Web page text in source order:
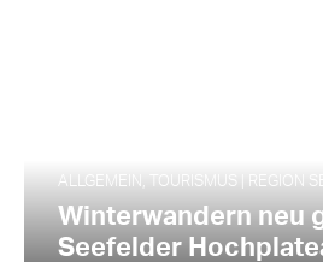
ALLGEMEIN, TOURISMUS | REGION
Winterwandern neu
Seefelder